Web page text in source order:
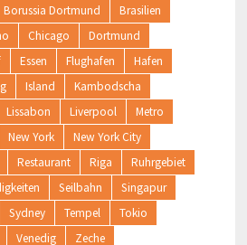
Borussia Dortmund
Brasilien
Chicago
Dortmund
Essen Flughafen
Hafen
Island
Kambodscha
Lissabon Liverpool
Metro
New York
New York City
Restaurant Riga
Ruhrgebiet
Seilbahn
Singapur
Sydney Tempel
Tokio
Venedig Zeche